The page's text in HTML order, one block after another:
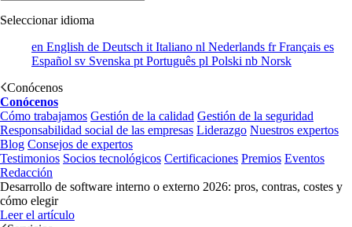
Seleccionar idioma
en English de Deutsch it Italiano nl Nederlands frFrançais es
Español sv Svenska pt Português pl Polski nb Norsk
Conócenos
Conócenos
Cómo trabajamos Gestión de la calidad Gestión de la seguridad
Responsabilidad social de las empresas Liderazgo Nuestros expertos
Blog Consejos de expertos
Testimonios Socios tecnológicos Certificaciones Premios Eventos
Redacción
Desarrollo de software interno o externo 2026: pros, contras, costes y
cómo elegir
Leer el artículo